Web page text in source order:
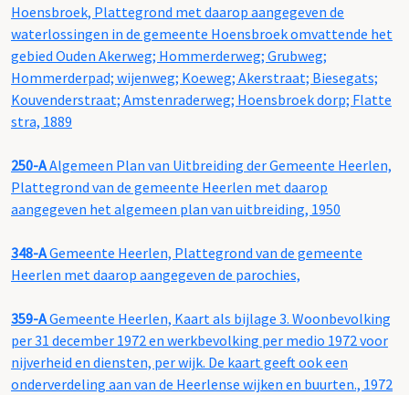
Hoensbroek, Plattegrond met daarop aangegeven de
waterlossingen in de gemeente Hoensbroek omvattende het
gebied Ouden Akerweg; Hommerderweg; Grubweg;
Hommerderpad; wijenweg; Koeweg; Akerstraat; Biesegats;
Kouvenderstraat; Amstenraderweg; Hoensbroek dorp; Flatte
stra, 1889
250-AAlgemeen Plan van Uitbreiding der Gemeente Heerlen,
Plattegrond van de gemeente Heerlen met daarop
aangegeven het algemeen plan van uitbreiding, 1950
348-AGemeente Heerlen, Plattegrond van de gemeente
Heerlen met daarop aangegeven de parochies,
359-AGemeente Heerlen, Kaart als bijlage 3. Woonbevolking
per 31 december 1972 en werkbevolking per medio 1972 voor
nijverheid en diensten, per wijk. De kaart geeft ook een
onderverdeling aan van de Heerlense wijken en buurten., 1972